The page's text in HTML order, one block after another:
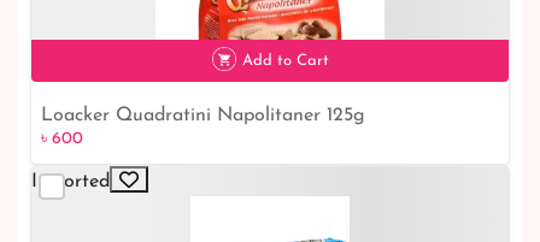
৳ 600
Add to Cart
Loacker Quadratini Napolitaner 125g
৳ 600
Imported